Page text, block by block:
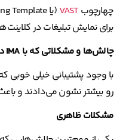
چهارچوبVAST
برای نمایش تبلیغات در
چالش‌ها و مشکلاتی که با IMA داشتیم
رو بیشتر نشون می‌دادند و
مشکلات ظاهری